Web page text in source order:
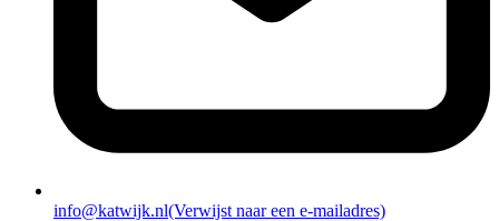
info@katwijk.nl(Verwijst naar een e-mailadres)